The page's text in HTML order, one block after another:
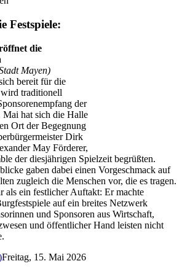
Festspiele:
die
Mayen)
bereit für die
wird traditionell
der
hat sich die Halle
Ort der Begegnung
Dirk
May Förderer,
der diesjährigen Spielzeit begrüßten.
gaben dabei einen Vorgeschmack auf
zugleich die Menschen vor, die es tragen.
als ein festlicher Auftakt: Er machte
auf ein breites Netzwerk
und Sponsoren aus Wirtschaft,
und öffentlicher Hand leisten nicht
Freitag, 15. Mai 2026